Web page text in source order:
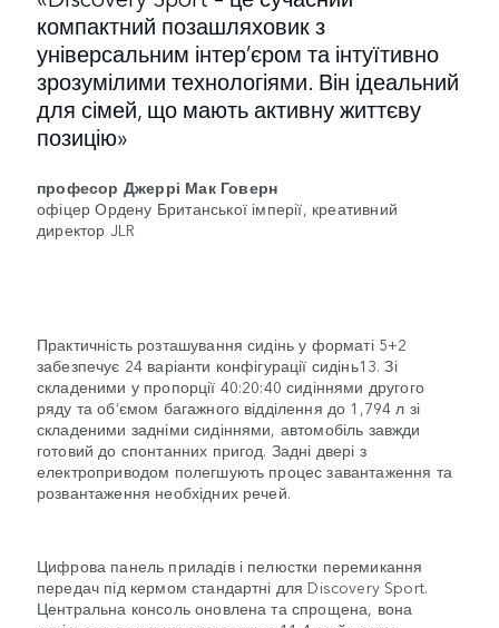
компактний позашляховик з
універсальним інтер’єром та інтуїтивно
зрозумілими технологіями. Він ідеальний
для сімей, що мають активну життєву
позицію»
професор Джеррі Мак Говерн
офіцер Ордену Британської імперії, креативний
директор JLR
Практичність розташування сидінь у форматі 5+2
забезпечує 24 варіанти конфігурації сидінь13. Зі
складеними у пропорції 40:20:40 сидіннями другого
ряду та об’ємом багажного відділення до 1,794 л зі
складеними задніми сидіннями, автомобіль завжди
готовий до спонтанних пригод. Задні двері з
електроприводом полегшують процес завантаження та
розвантаження необхідних речей.
Цифрова панель приладів і пелюстки перемикання
передач під кермом стандартні для Discovery Sport.
Центральна консоль оновлена та спрощена, вона